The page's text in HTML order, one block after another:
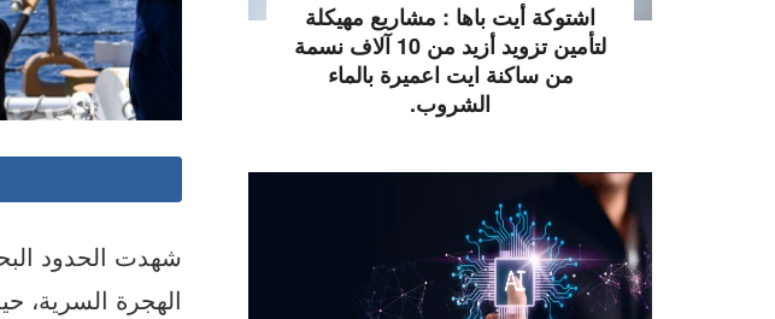
شهدت الحدود
الهجرة السرية،
اشتوكة أيت باها : مشاريع مهيكلة
لتأمين تزويد أزيد من 10 آلاف نسمة
من ساكنة ايت اعميرة بالماء
الشروب.